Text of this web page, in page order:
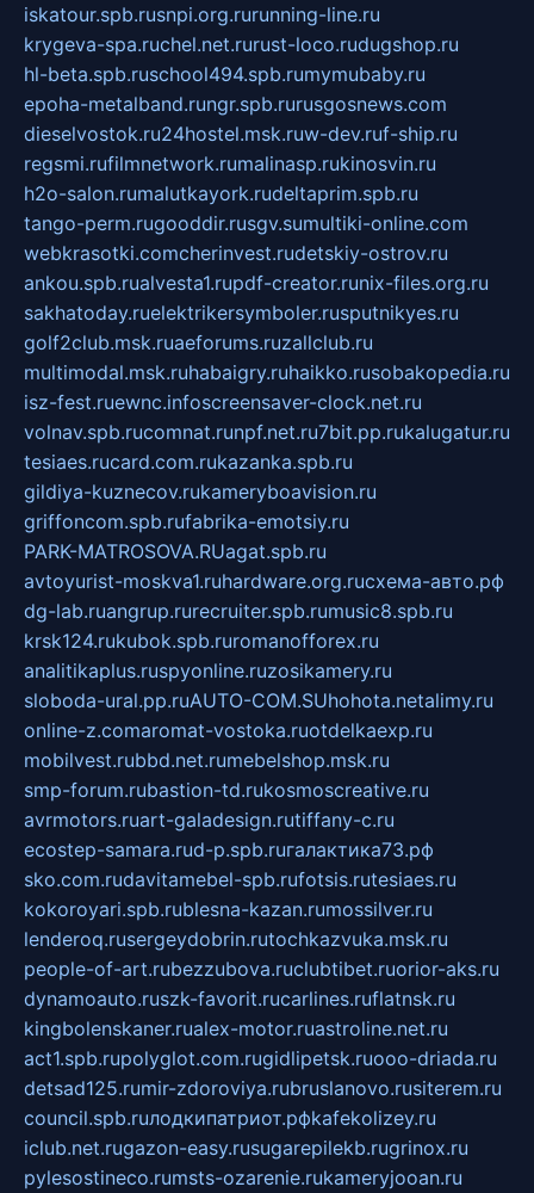
iskatour.spb.rusnpi.org.rurunning-line.ru
krygeva-spa.ruchel.net.rurust-loco.rudugshop.ru
hl-beta.spb.ruschool494.spb.rumymubaby.ru
epoha-metalband.rungr.spb.rurusgosnews.com
dieselvostok.ru24hostel.msk.ruw-dev.ruf-ship.ru
regsmi.rufilmnetwork.rumalinasp.rukinosvin.ru
h2o-salon.rumalutkayork.rudeltaprim.spb.ru
tango-perm.rugooddir.rusgv.sumultiki-online.com
webkrasotki.comcherinvest.rudetskiy-ostrov.ru
ankou.spb.rualvesta1.rupdf-creator.runix-files.org.ru
sakhatoday.ruelektrikersymboler.rusputnikyes.ru
golf2club.msk.ruaeforums.ruzallclub.ru
multimodal.msk.ruhabaigry.ruhaikko.rusobakopedia.ru
isz-fest.ruewnc.infoscreensaver-clock.net.ru
volnav.spb.rucomnat.runpf.net.ru7bit.pp.rukalugatur.ru
tesiaes.rucard.com.rukazanka.spb.ru
gildiya-kuznecov.rukameryboavision.ru
griffoncom.spb.rufabrika-emotsiy.ru
PARK-MATROSOVA.RUagat.spb.ru
avtoyurist-moskva1.ruhardware.org.ruсхема-авто.рф
dg-lab.ruangrup.rurecruiter.spb.rumusic8.spb.ru
krsk124.rukubok.spb.ruromanofforex.ru
analitikaplus.ruspyonline.ruzosikamery.ru
sloboda-ural.pp.ruAUTO-COM.SUhohota.netalimy.ru
online-z.comaromat-vostoka.ruotdelkaexp.ru
mobilvest.rubbd.net.rumebelshop.msk.ru
smp-forum.rubastion-td.rukosmoscreative.ru
avrmotors.ruart-galadesign.rutiffany-c.ru
ecostep-samara.rud-p.spb.ruгалактика73.рф
sko.com.rudavitamebel-spb.rufotsis.rutesiaes.ru
kokoroyari.spb.rublesna-kazan.rumossilver.ru
lenderoq.rusergeydobrin.rutochkazvuka.msk.ru
people-of-art.rubezzubova.ruclubtibet.ruorior-aks.ru
dynamoauto.ruszk-favorit.rucarlines.ruflatnsk.ru
kingbolenskaner.rualex-motor.ruastroline.net.ru
act1.spb.rupolyglot.com.rugidlipetsk.ruooo-driada.ru
detsad125.rumir-zdoroviya.rubruslanovo.rusiterem.ru
council.spb.ruлодкипатриот.рфkafekolizey.ru
iclub.net.rugazon-easy.rusugarepilekb.rugrinox.ru
pylesostineco.rumsts-ozarenie.rukameryjooan.ru